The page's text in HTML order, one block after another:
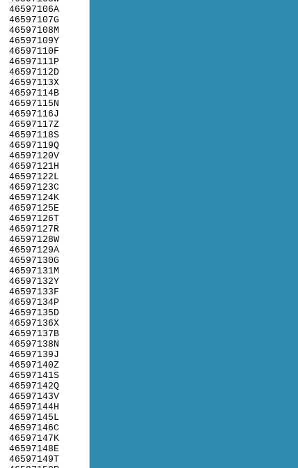
46597106A
46597107G
46597108M
46597109Y
46597110F
46597111P
46597112D
46597113X
46597114B
46597115N
46597116J
46597117Z
46597118S
46597119Q
46597120V
46597121H
46597122L
46597123C
46597124K
46597125E
46597126T
46597127R
46597128W
46597129A
46597130G
46597131M
46597132Y
46597133F
46597134P
46597135D
46597136X
46597137B
46597138N
46597139J
46597140Z
46597141S
46597142Q
46597143V
46597144H
46597145L
46597146C
46597147K
46597148E
46597149T